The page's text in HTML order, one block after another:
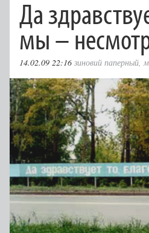
Да
мы –
14.02.09 22:16 зиновий паперный,